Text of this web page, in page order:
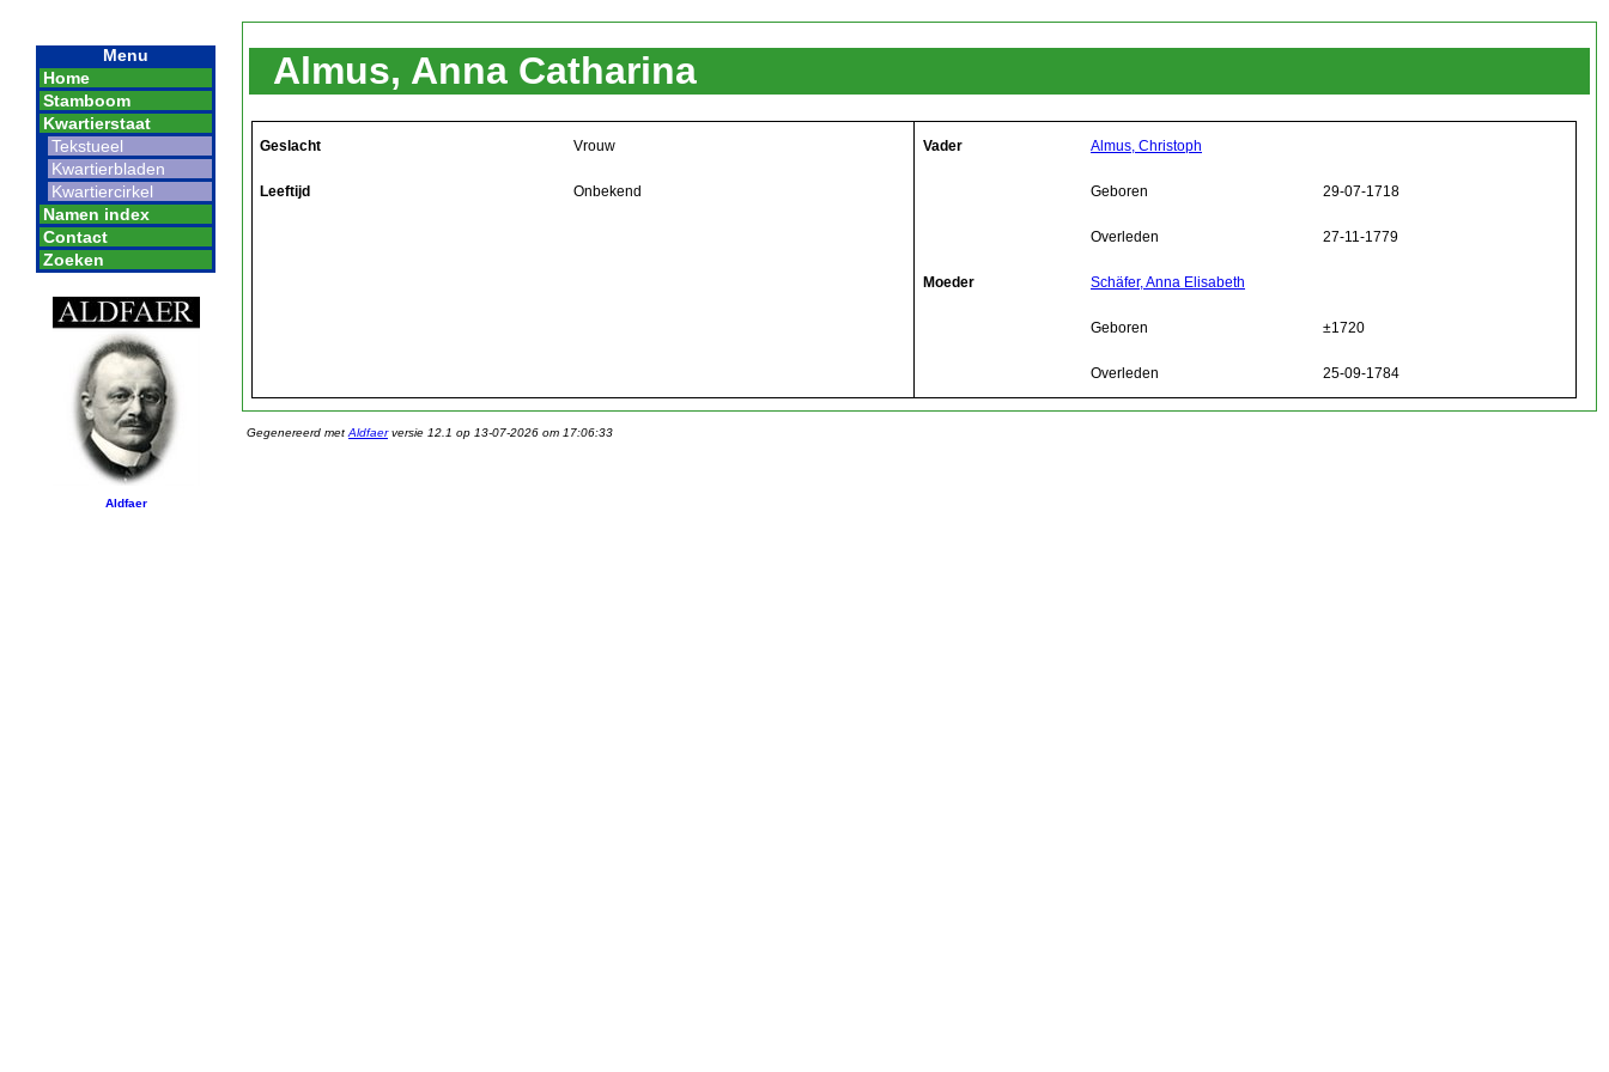
Menu
Home
Stamboom
Kwartierstaat
Tekstueel
Kwartierbladen
Kwartiercirkel
Namen index
Contact
Zoeken
Aldfaer
Almus, Anna Catharina
Geslacht Vrouw
Leeftijd Onbekend
Vader Almus, Christoph
Geboren 29-07-1718
Overleden 27-11-1779
Moeder Schäfer, Anna Elisabeth
Geboren ±1720
Overleden 25-09-1784
Gegenereerd met Aldfaerversie 12.1 op 13-07-2026 om 17:06:33